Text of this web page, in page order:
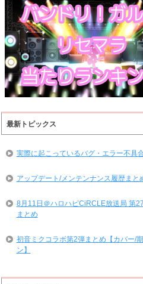
最新トピックス
実際に起こっているバグ・エラー不具
アップデート/メンテンナンス履歴まと
8月11日＠ハロハピCiRCLE放送局 第
まとめ
初音ミクコラボ第2弾まとめ【カバー/
ン】